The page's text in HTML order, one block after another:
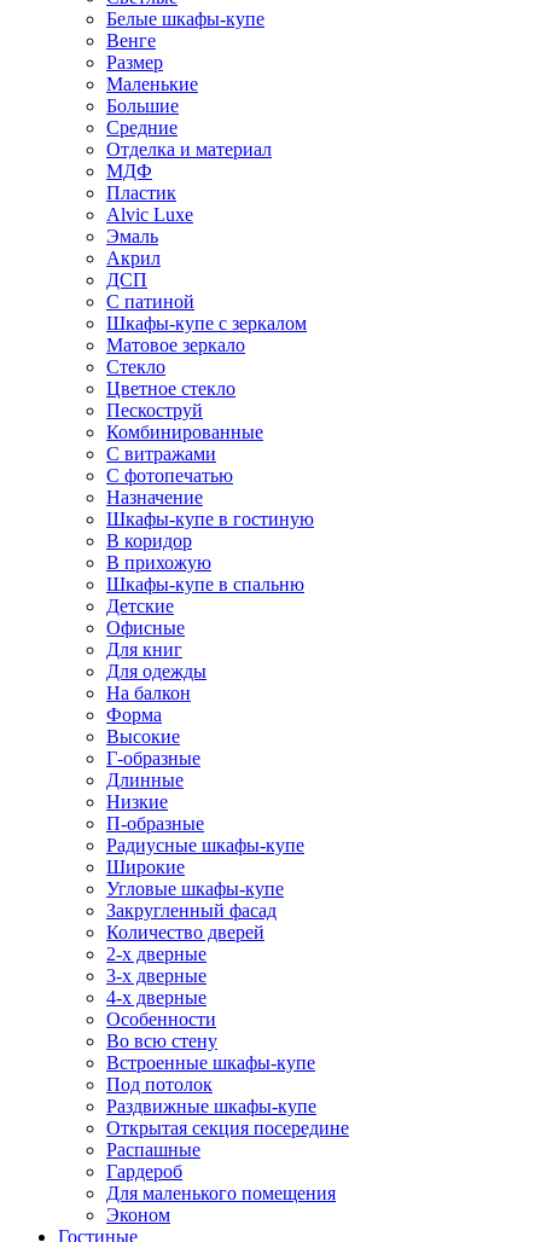
Белые шкафы-купе
Венге
Размер
Маленькие
Большие
Средние
Отделка и материал
МДФ
Пластик
Alvic Luxe
Эмаль
Акрил
ДСП
С патиной
Шкафы-купе с зеркалом
Матовое зеркало
Стекло
Цветное стекло
Пескоструй
Комбинированные
С витражами
С фотопечатью
Назначение
Шкафы-купе в гостиную
В коридор
В прихожую
Шкафы-купе в спальню
Детские
Офисные
Для книг
Для одежды
На балкон
Форма
Высокие
Г-образные
Длинные
Низкие
П-образные
Радиусные шкафы-купе
Широкие
Угловые шкафы-купе
Закругленный фасад
Количество дверей
2-х дверные
3-х дверные
4-х дверные
Особенности
Во всю стену
Встроенные шкафы-купе
Под потолок
Раздвижные шкафы-купе
Открытая секция посередине
Распашные
Гардероб
Для маленького помещения
Эконом
Гостиные